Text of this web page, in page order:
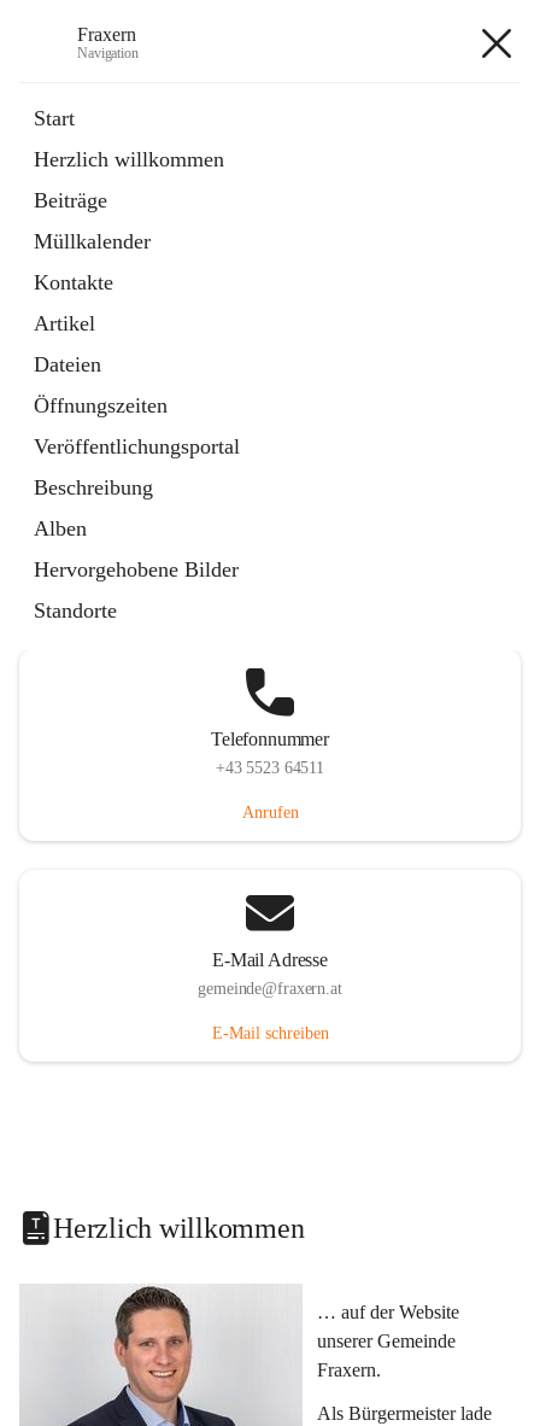
Fraxern
Navigation
Start
Herzlich willkommen
Beiträge
Müllkalender
Kontakte
Artikel
Dateien
Öffnungszeiten
Veröffentlichungsportal
Beschreibung
Alben
Hervorgehobene Bilder
Standorte
Ordner
in
Tab
Formulare
Artikel
öffnet
in
neuem
Tab
Telefonnummer
+43 5523 64511
Anrufen
E-Mail Adresse
gemeinde@fraxern.at
E-Mail schreiben
Herzlich willkommen
… auf der Website
unserer Gemeinde
Fraxern.
Als Bürgermeister lade